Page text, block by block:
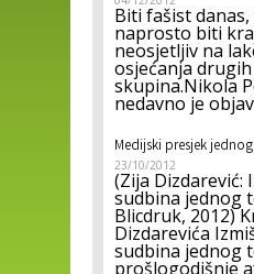
Biti fašist
naprosto biti
neosjetljiv na
osjećanja
skupina.Nikola
nedavno je
Medijski presjek
23/10/2012
(Zija Dizdarević:
sudbina jednog
Blicdruk, 2012)
Dizdarevića
sudbina jednog
prošlogodišnje